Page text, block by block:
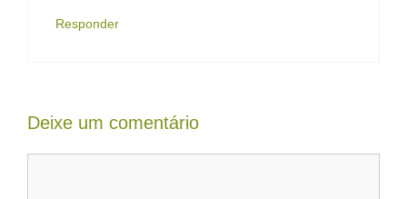
Responder
Deixe um comentário